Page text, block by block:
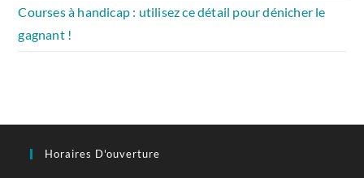
Courses à handicap : utilisez ce détail pour dénicher le
gagnant !
Horaires D'ouverture